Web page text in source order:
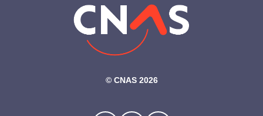
©‎ CNAS 2026